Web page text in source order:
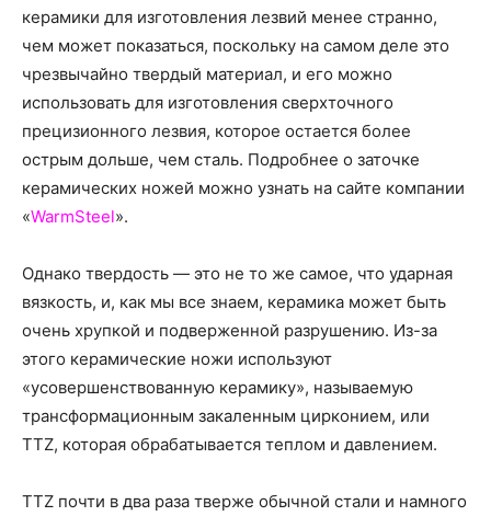
о
керамики для изготовления лезвий менее странно,
чем может показаться, поскольку на самом деле это
чрезвычайно твердый материал, и его можно
использовать для изготовления сверхточного
прецизионного лезвия, которое остается более
острым дольше, чем сталь. Подробнее о заточке
керамических ножей можно узнать на сайте компании
«WarmSteel».
Однако твердость — это не то же самое, что ударная
вязкость, и, как мы все знаем, керамика может быть
очень хрупкой и подверженной разрушению. Из-за
этого керамические ножи используют
«усовершенствованную керамику», называемую
трансформационным закаленным цирконием, или
TTZ, которая обрабатывается теплом и давлением.
TTZ почти в два раза тверже обычной стали и намного